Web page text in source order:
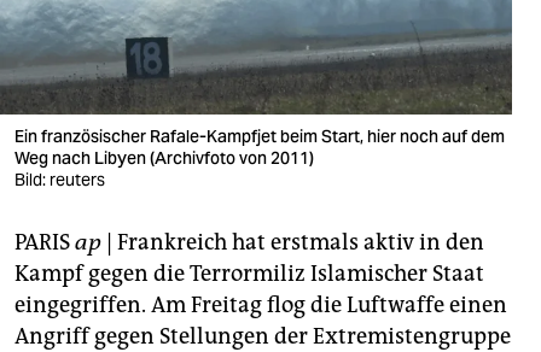
verlag
verlag
veranstaltungen
shop
fragen & hilfe
unterstützen
abo
Ein französischer Rafale-Kampfjet beim Start, hier noch auf dem
Weg nach Libyen (Archivfoto von 2011)
Bild: reuters
PARISap | Frankreich hat erstmals aktiv in den
Kampf gegen die Terrormiliz Islamischer Staat
eingegriffen. Am Freitag flog die Luftwaffe einen
Angriff gegen Stellungen der Extremistengruppe